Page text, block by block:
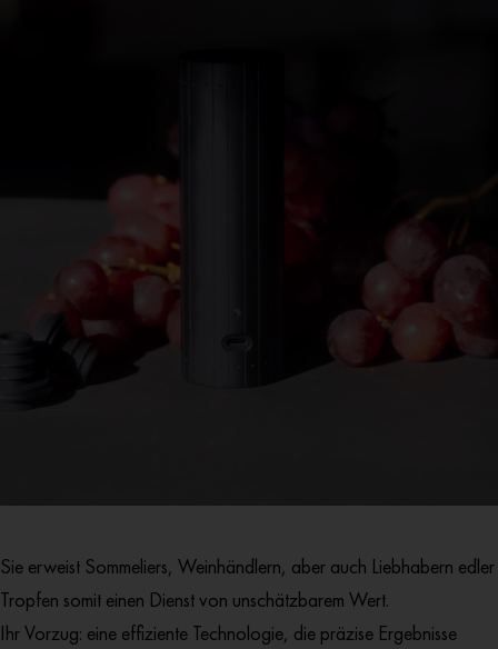
Sie erweist Sommeliers, Weinhändlern, aber auch Liebhabern edler
Tropfen somit einen Dienst von unschätzbarem Wert.
Ihr Vorzug: eine effiziente Technologie, die präzise Ergebnisse